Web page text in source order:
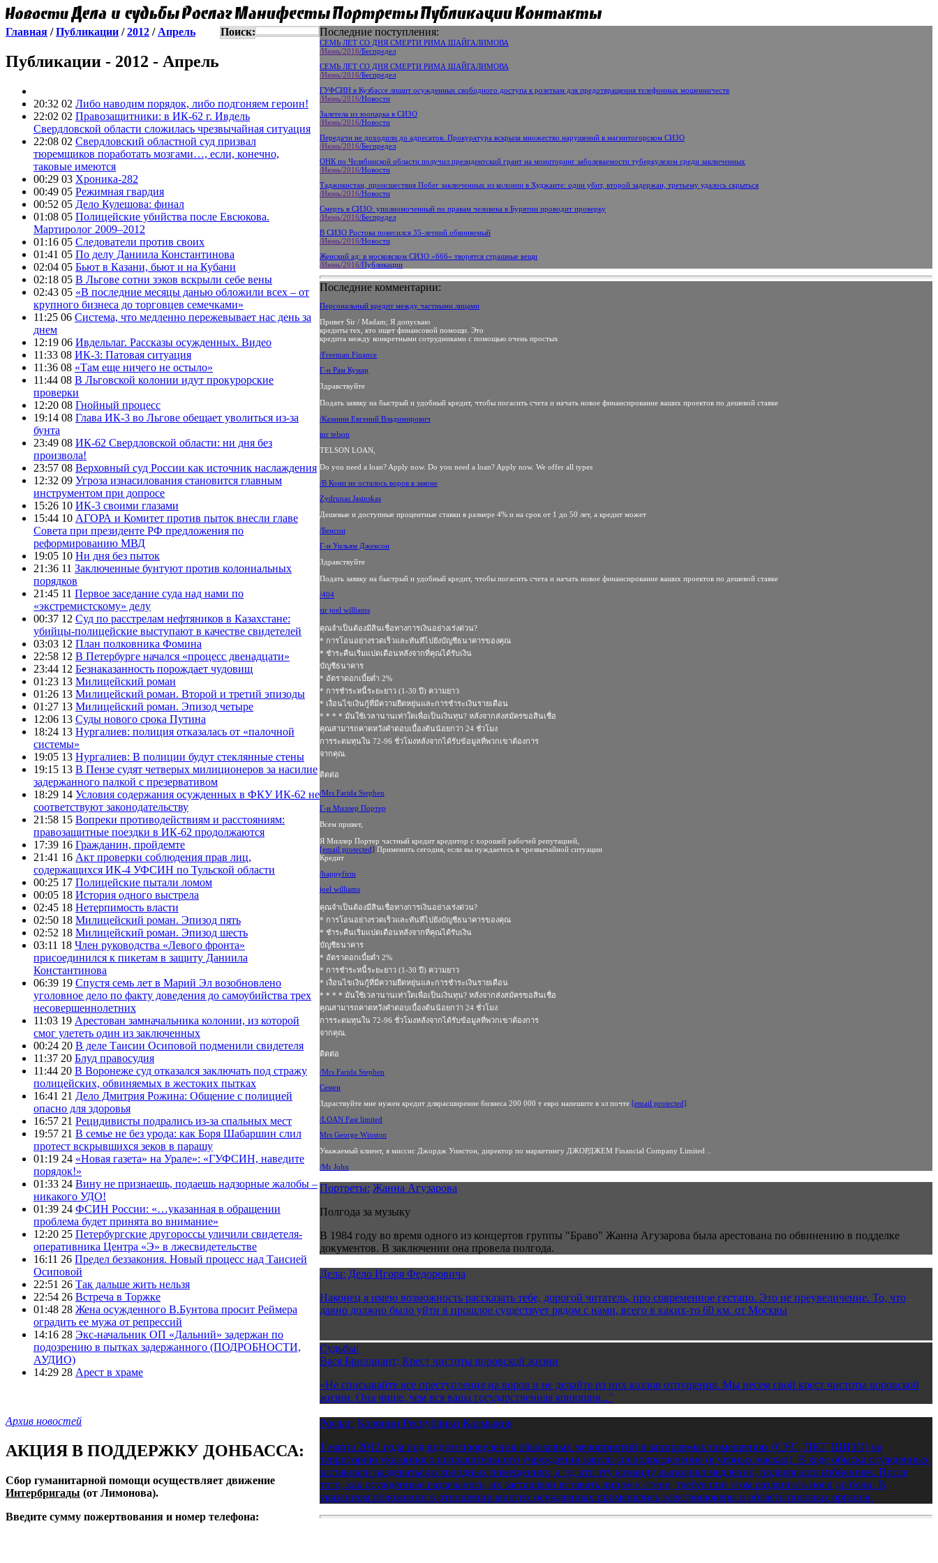
Главная /Публикации /2012 / Апрель Поиск:
Публикации - 2012 - Апрель
20:32 02 Либо наводим порядок, либо подгоняем героин!
22:02 02 Правозащитники: в ИК-62 г. Ивдель
Свердловской области сложилась чрезвычайная ситуация
22:08 02 Свердловский областной суд призвал
тюремщиков поработать мозгами…, если, конечно,
таковые имеются
00:29 03 Хроника-282
00:49 05 Режимная гвардия
00:52 05 Дело Кулешова: финал
01:08 05 Полицейские убийства после Евсюкова.
Мартиролог 2009–2012
01:16 05 Следователи против своих
01:41 05 По делу Даниила Константинова
02:04 05 Бьют в Казани, бьют и на Кубани
02:18 05 В Льгове сотни зэков вскрыли себе вены
02:43 05 «В последние месяцы данью обложили всех – от
крупного бизнеса до торговцев семечками»
11:25 06 Система, что медленно пережевывает нас день за
днем
12:19 06 Ивдельлаг. Рассказы осужденных. Видео
11:33 08 ИК-3: Патовая ситуация
11:36 08 «Там еще ничего не остыло»
11:44 08 В Льговской колонии идут прокурорские
проверки
12:20 08 Гнойный процесс
19:14 08 Глава ИК-3 во Льгове обещает уволиться из-за
бунта
23:49 08 ИК-62 Свердловской области: ни дня без
произвола!
23:57 08 Верховный суд России как источник наслаждения
12:32 09 Угроза изнасилования становится главным
инструментом при допросе
15:26 10 ИК-3 своими глазами
15:44 10 АГОРА и Комитет против пыток внесли главе
Совета при президенте РФ предложения по
реформированию МВД
19:05 10 Ни дня без пыток
21:36 11 Заключенные бунтуют против колониальных
порядков
21:45 11 Первое заседание суда над нами по
«экстремистскому» делу
00:37 12 Суд по расстрелам нефтяников в Казахстане:
убийцы-полицейские выступают в качестве свидетелей
03:03 12 План полковника Фомина
22:58 12 В Петербурге начался «процесс двенадцати»
23:44 12 Безнаказанность порождает чудовищ
01:23 13 Милицейский роман
01:26 13 Милицейский роман. Второй и третий эпизоды
01:27 13 Милицейский роман. Эпизод четыре
12:06 13 Суды нового срока Путина
18:24 13 Нургалиев: полиция отказалась от «палочной
системы»
19:05 13 Нургалиев: В полиции будут стеклянные стены
19:15 13 В Пензе судят четверых милиционеров за насилие
задержанного палкой с презервативом
18:29 14 Условия содержания осужденных в ФКУ ИК-62 не
соответствуют законодательству
21:58 15 Вопреки противодействиям и расстояниям:
правозащитные поездки в ИК-62 продолжаются
17:39 16 Гражданин, пройдемте
21:41 16 Акт проверки соблюдения прав лиц,
содержащихся ИК-4 УФСИН по Тульской области
00:25 17 Полицейские пытали ломом
00:05 18 История одного выстрела
02:45 18 Нетерпимость власти
02:50 18 Милицейский роман. Эпизод пять
02:52 18 Милицейский роман. Эпизод шесть
03:11 18 Член руководства «Левого фронта»
присоединился к пикетам в защиту Даниила
Константинова
06:39 19 Спустя семь лет в Марий Эл возобновлено
уголовное дело по факту доведения до самоубийства трех
несовершеннолетних
11:03 19 Арестован замначальника колонии, из которой
смог улететь один из заключенных
00:24 20 В деле Таисии Осиповой подменили свидетеля
11:37 20 Блуд правосудия
11:44 20 В Воронеже суд отказался заключать под стражу
полицейских, обвиняемых в жестоких пытках
16:41 21 Дело Дмитрия Рожина: Общение с полицией
опасно для здоровья
16:57 21 Рецидивисты подрались из-за спальных мест
19:57 21 В семье не без урода: как Боря Шабаршин слил
протест вскрывшихся зеков в парашу
01:19 24 «Новая газета» на Урале»: «ГУФСИН, наведите
порядок!»
01:33 24 Вину не признаешь, подаешь надзорные жалобы –
никакого УДО!
01:39 24 ФСИН России: «…указанная в обращении
проблема будет принята во внимание»
12:20 25 Петербургские другороссы уличили свидетеля-
оперативника Центра «Э» в лжесвидетельстве
16:11 26 Предел беззакония. Новый процесс над Таисией
Осиповой
22:51 26 Так дальше жить нельзя
22:54 26 Встреча в Торжке
01:48 28 Жена осужденного В.Бунтова просит Реймера
оградить ее мужа от репрессий
14:16 28 Экс-начальник ОП «Дальний» задержан по
подозрению в пытках задержанного (ПОДРОБНОСТИ,
АУДИО)
14:29 28 Арест в храме
Архив новостей
АКЦИЯ В ПОДДЕРЖКУ ДОНБАССА:
Сбор гуманитарной помощи осуществляет движение
Интербригады (от Лимонова).
Введите сумму пожертвования и номер телефона:
Последние поступления:
СЕМЬ ЛЕТ СО ДНЯ СМЕРТИ РИМА ШАЙГАЛИМОВА
/Июнь/2016/Беспредел
СЕМЬ ЛЕТ СО ДНЯ СМЕРТИ РИМА ШАЙГАЛИМОВА
/Июнь/2016/Беспредел
ГУФСИН в Кузбассе лишит осужденных свободного доступа к розеткам для предотвращения телефонных мошенничеств
/Июнь/2016/Новости
Залетела из зоопарка в СИЗО
/Июнь/2016/Новости
Передачи не доходили до адресатов. Прокуратура вскрыла множество нарушений в магнитогорском СИЗО
/Июнь/2016/Беспредел
ОНК по Челябинской области получил президентский грант на мониторинг заболеваемости туберкулезом среди заключенных
/Июнь/2016/Новости
Таджикистан, происшествия Побег заключенных из колонии в Худжанте: один убит, второй задержан, третьему удалось скрыться
/Июнь/2016/Новости
Смерть в СИЗО: уполномоченный по правам человека в Бурятии проводит проверку
/Июнь/2016/Беспредел
В СИЗО Ростова повесился 35-летний обвиняемый
/Июнь/2016/Новости
Женский ад: в московском СИЗО «666» творятся страшные вещи
/Июнь/2016/Публикации
Последние комментарии:
Персональный кредит между частными лицами
Привет Sir / Madam; Я допускаю
кредиты тех, кто ищет финансовой помощи. Это
кредита между конкретными сотрудниками с помощью очень простых
/Freeman Finance
Г-н Рам Кумар
Здравствуйте
Подать заявку на быстрый и удобный кредит, чтобы погасить счета и начать новое финансирование ваших проектов по дешевой ставке
/Казанин Евгений Владимирович
mr telson
TELSON LOAN,
Do you need a loan? Apply now. Do you need a loan? Apply now. We offer all types
/В Коми не осталось воров в законе
Zydrunas Jasinskas
Дешевые и доступные процентные ставки в размере 4% и на срок от 1 до 50 лет, а кредит может
/Бенсон
Г-н Уильям Джексон
Здравствуйте
Подать заявку на быстрый и удобный кредит, чтобы погасить счета и начать новое финансирование ваших проектов по дешевой ставке
/404
sir joel williams
คุณจำเป็นต้องมีสินเชื่อทางการเงินอย่างเร่งด่วน?
* การโอนอย่างรวดเร็วและทันทีไปยังบัญชีธนาคารของคุณ
* ชําระคืนเริ่มแปดเดือนหลังจากที่คุณได้รับเงิน
บัญชีธนาคาร
* อัตราดอกเบี้ยต่ำ 2%
* การชำระหนี้ระยะยาว (1-30 ปี) ความยาว
* เงื่อนไขเงินกู้ที่มีความยืดหยุ่นและการชำระเงินรายเดือน
* * * * มันใช้เวลานานเท่าใดเพื่อเป็นเงินทุน? หลังจากส่งสมัครขอสินเชื่อ
คุณสามารถคาดหวังคำตอบเบื้องต้นน้อยกว่า 24 ชั่วโมง
การระดมทุนใน 72-96 ชั่วโมงหลังจากได้รับข้อมูลที่พวกเขาต้องการ
จากคุณ.
ติดต่อ
/Mrs Farida Stephen
Г-н Миллер Портер
Всем привет,
Я Миллер Портер частный кредит кредитор с хорошей рабочей репутацией,
[email protected] Применить сегодня, если вы нуждаетесь в чрезвычайной ситуации
Кредит
/happyfirm
joel williams
คุณจำเป็นต้องมีสินเชื่อทางการเงินอย่างเร่งด่วน?
* การโอนอย่างรวดเร็วและทันทีไปยังบัญชีธนาคารของคุณ
* ชําระคืนเริ่มแปดเดือนหลังจากที่คุณได้รับเงิน
บัญชีธนาคาร
* อัตราดอกเบี้ยต่ำ 2%
* การชำระหนี้ระยะยาว (1-30 ปี) ความยาว
* เงื่อนไขเงินกู้ที่มีความยืดหยุ่นและการชำระเงินรายเดือน
* * * * มันใช้เวลานานเท่าใดเพื่อเป็นเงินทุน? หลังจากส่งสมัครขอสินเชื่อ
คุณสามารถคาดหวังคำตอบเบื้องต้นน้อยกว่า 24 ชั่วโมง
การระดมทุนใน 72-96 ชั่วโมงหลังจากได้รับข้อมูลที่พวกเขาต้องการ
จากคุณ.
ติดต่อ
/Mrs Farida Stephen
Семен
Здраствуйте мне нужен кредит длярасширение бизнеса 200 000 т евро напешите в эл почте [email protected]
/LOAN Fast limited
Mrs George Winston
Уважаемый клиент, я миссис Джордж Уинстон, директор по маркетингу ДЖОРДЖЕМ Financial Company Limited ..
/Mr John
Портреты: Жанна Агузарова
Полгода за музыку
В 1984 году во время одного из концертов группы "Браво" Жанна Агузарова была арестована по обвинению в подделке
документов. В заключении она провела полгода.
Дела: Дело Игоря Федоровича
Наконец я имею возможность рассказать тебе, дорогой читатель, про современное гестапо. Это не преувеличение. То, что
давно должно было уйти в прошлое существует рядом с нами, всего в каких-то 60 км. от Москвы
Судьбы:
Вася Бриллиант; Крест чистоты воровской жизни
«Не списывайте все преступления на воров и не делайте из них козлов отпущения. Мы несем свой крест чистоты воровской
жизни. Она чище, чем вся ваша государственная конюшня..."
Рослаг: Колонии Республики Калмыкия
1 марта 2012 года под видом проведения обысковых мероприятий в запираемых помещениях (СУС, ПКТ, ШИЗО) на
территорию указанного исправительного учреждения завели спеподразделение (в черных масках). В ходе обыска осужденных
заставляли раздеваться в холодных помещениях, а те, кто эту команду выполнял медленно, подвергался избиениям. После
того, как осужденные раздевались, их заставляли вставать лицом к стене, требуя при этом раздвигать ноги до боли. В
указанном положении в отношении многих осужденных применялись электрошокеры в область половых органов.